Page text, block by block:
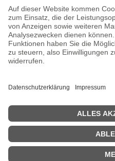
Info zu Elektro-
Informationen zur
© Copyright 2026 Wohnambiente-Shop